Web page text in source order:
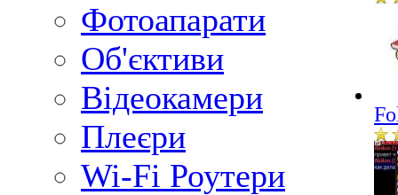
Фотоапарати
Об'єктиви
Відеокамери
Плеєри
Wi-Fi Роутери